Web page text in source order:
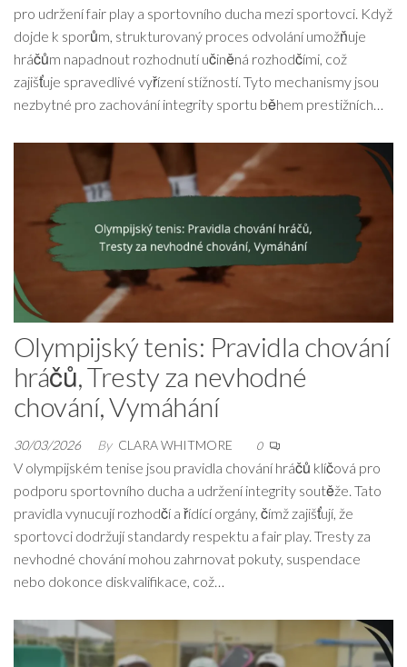
pro udržení fair play a sportovního ducha mezi sportovci. Když
dojde k sporům, strukturovaný proces odvolání umožňuje
hráčům napadnout rozhodnutí učiněná rozhodčími, což
zajišťuje spravedlivé vyřízení stížností. Tyto mechanismy jsou
nezbytné pro zachování integrity sportu během prestižních…
Olympijský tenis: Pravidla chování
hráčů, Tresty za nevhodné
chování, Vymáhání
30/03/2026 By CLARA WHITMORE 0
V olympijském tenise jsou pravidla chování hráčů klíčová pro
podporu sportovního ducha a udržení integrity soutěže. Tato
pravidla vynucují rozhodčí a řídící orgány, čímž zajišťují, že
sportovci dodržují standardy respektu a fair play. Tresty za
nevhodné chování mohou zahrnovat pokuty, suspendace
nebo dokonce diskvalifikace, což…